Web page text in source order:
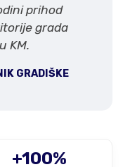
prihod
grada
KM.
GRADIŠKE
+100%